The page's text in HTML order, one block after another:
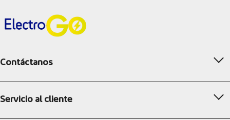
Contáctanos
Servicio al cliente